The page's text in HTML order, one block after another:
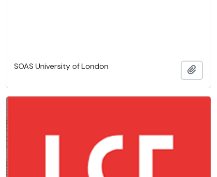
SOAS University of London